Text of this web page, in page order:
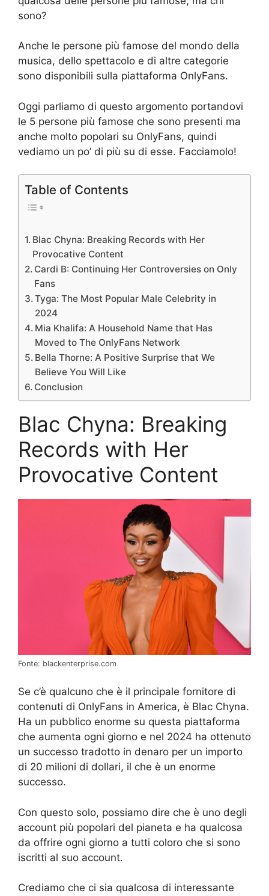
sono?
Anche le persone più famose del mondo della
musica, dello spettacolo e di altre categorie
sono disponibili sulla piattaforma OnlyFans.
Oggi parliamo di questo argomento portandovi
le 5 persone più famose che sono presenti ma
anche molto popolari su OnlyFans, quindi
vediamo un po’ di più su di esse. Facciamolo!
Table of Contents
Blac Chyna: Breaking Records with Her
Provocative Content
Cardi B: Continuing Her Controversies on Only
Fans
Tyga: The Most Popular Male Celebrity in
2024
Mia Khalifa: A Household Name that Has
Moved to The OnlyFans Network
Bella Thorne: A Positive Surprise that We
Believe You Will Like
Conclusion
Blac Chyna: Breaking
Records with Her
Provocative Content
Fonte: blackenterprise.com
Se c’è qualcuno che è il principale fornitore di
contenuti di OnlyFans in America, è Blac Chyna.
Ha un pubblico enorme su questa piattaforma
che aumenta ogni giorno e nel 2024 ha ottenuto
un successo tradotto in denaro per un importo
di 20 milioni di dollari, il che è un enorme
successo.
Con questo solo, possiamo dire che è uno degli
account più popolari del pianeta e ha qualcosa
da offrire ogni giorno a tutti coloro che si sono
iscritti al suo account.
Crediamo che ci sia qualcosa di interessante